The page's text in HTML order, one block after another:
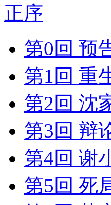
正序
第0回 预
第1回 重
第2回 沈
第3回 辩
第4回 谢
第5回 死